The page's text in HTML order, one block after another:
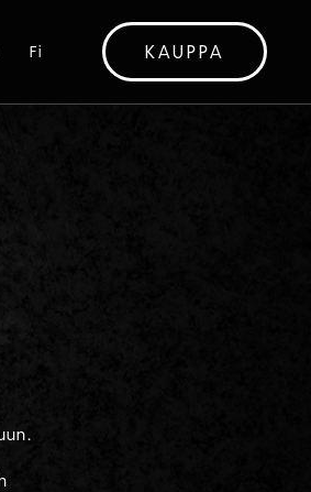
Fi KAUPPA